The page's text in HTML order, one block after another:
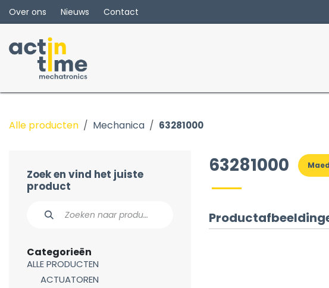
Overslaan naar inhoud
Over ons Nieuws Contact
Alle producten Mechanica 63281000
Zoek en vind het juiste
product
Categorieën
ALLE PRODUCTEN
ACTUATOREN
63281000